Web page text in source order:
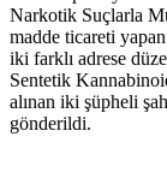
Narkotik Suçlarla
madde ticareti
iki farklı adrese
Sentetik
alınan iki şüpheli
gönderildi.